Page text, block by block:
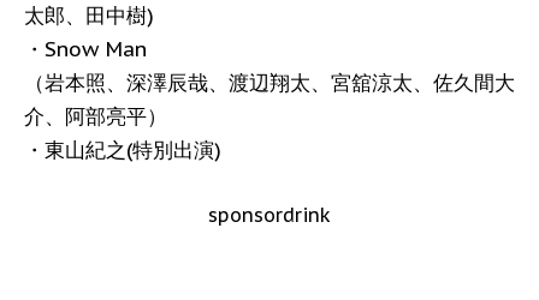
太郎、田中樹)
・Snow Man
（岩本照、深澤辰哉、渡辺翔太、宮舘涼太、佐久間大
介、阿部亮平）
・東山紀之(特別出演)
sponsordrink